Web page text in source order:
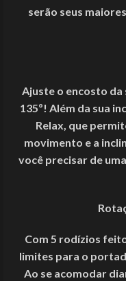
serão seus
Ajuste o encosto da
135º! Além da sua
Relax, que
movimento e a
você precisar de
Com 5 rodízios
limites para o
Ao se acomodar